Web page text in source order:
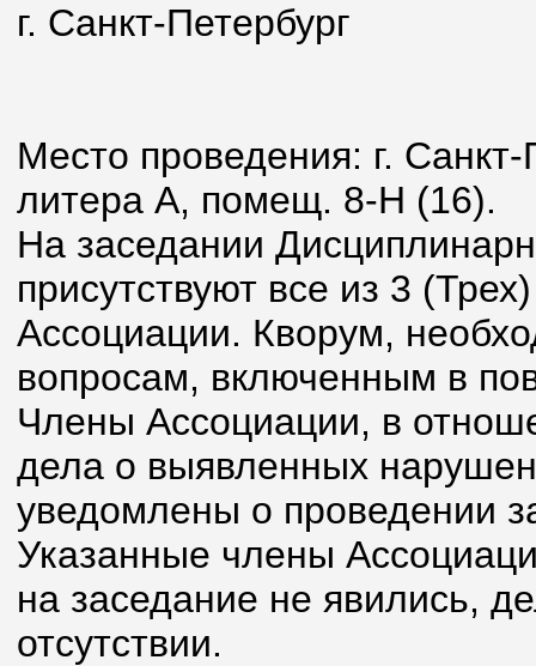
г. Санкт-
Место проведения: г.
литера А, помещ. 8-Н (16).
На заседании
присутствуют все из 3
Ассоциации. Кворум,
вопросам, включенным в
Члены Ассоциации, в
дела о выявленных
уведомлены о проведении
Указанные члены
на заседание не явились,
отсутствии.